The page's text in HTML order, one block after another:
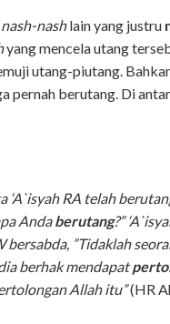
nash-nashlain yang justru
yang mencela utang
utang-piutang.
pernah berutang. Di
RA telah
Andaberutang?”
bersabda, ”Tidaklah
berhak mendapat
Allah itu”(HR